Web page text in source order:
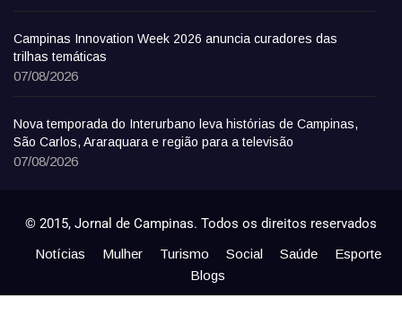
Campinas Innovation Week 2026 anuncia curadores das
trilhas temáticas
07/08/2026
Nova temporada do Interurbano leva histórias de Campinas,
São Carlos, Araraquara e região para a televisão
07/08/2026
© 2015, Jornal de Campinas. Todos os direitos reservados
Notícias Mulher Turismo Social Saúde
Esporte
Blogs